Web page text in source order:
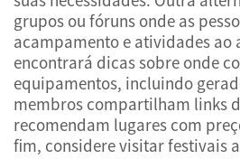
grupos ou fóruns onde as
acampamento e atividades ao
encontrará dicas sobre onde
equipamentos, incluindo
membros compartilham links
recomendam lugares com
fim, considere visitar festivais